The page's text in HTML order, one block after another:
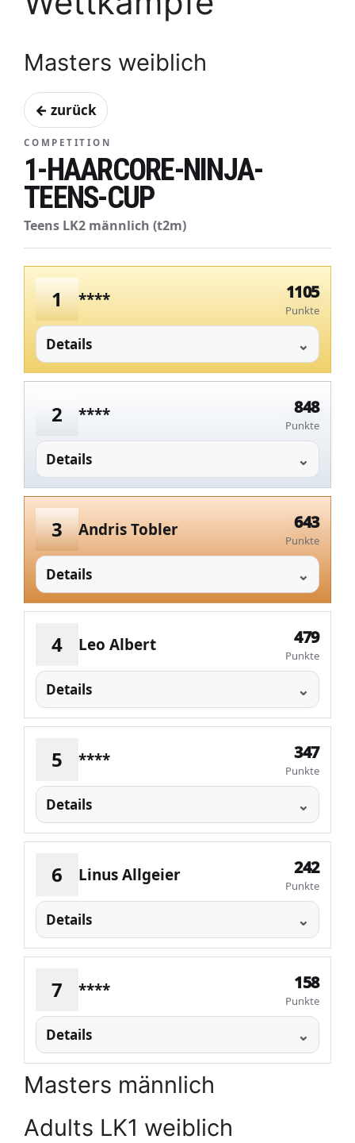
Masters weiblich
← zurück
COMPETITION
1-HAARCORE-NINJA-
TEENS-CUP
Teens LK2 männlich (t2m)
1 **** 1105
Punkte
Details
2 **** 848
Punkte
Details
3 Andris Tobler 643
Punkte
Details
4 Leo Albert 479
Punkte
Details
5 **** 347
Punkte
Details
6 Linus Allgeier 242
Punkte
Details
7 **** 158
Punkte
Details
Masters männlich
Adults LK1 weiblich